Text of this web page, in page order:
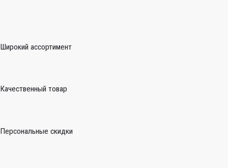
Широкий ассортимент
Качественный товар
Персональные скидки